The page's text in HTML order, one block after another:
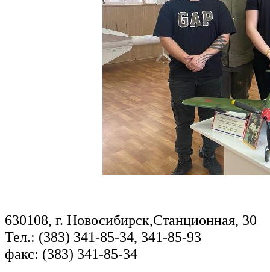
630108, г. Новосибирск,Станционная, 30
Тел.: (383) 341-85-34, 341-85-93
факс: (383) 341-85-34